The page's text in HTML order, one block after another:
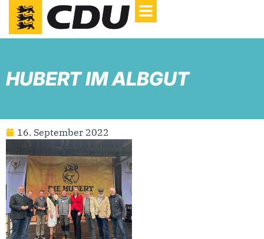
HUBERT IM ALBGUT
16. September 2022